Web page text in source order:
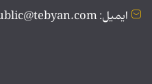
ایمیل: public@tebyan.com